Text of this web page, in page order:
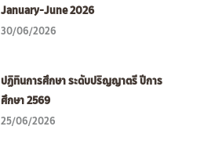
January-June 2026
30/06/2026
ปฏิทินการศึกษา ระดับปริญญาตรี ปีการ
ศึกษา 2569
25/06/2026